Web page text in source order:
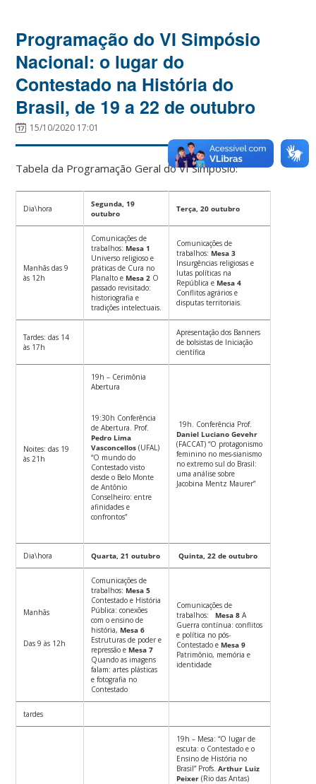
Programação do VI Simpósio
Nacional: o lugar do
Contestado na História do
Brasil, de 19 a 22 de outubro
15/10/2020 17:01
Tabela da Programação Geral do VI Simpósio:
Dia\hora
Segunda, 19
outubro
Terça, 20 outubro
Manhãs das 9
às 12h
Comunicações de
trabalhos: Mesa 1
Universo religioso e
práticas de Cura no
Planalto e Mesa 2 O
passado revisitado:
historiografia e
tradições intelectuais.
Comunicações de
trabalhos: Mesa 3
Insurgências religiosas e
lutas políticas na
República e Mesa 4
Conflitos agrários e
disputas territoriais.
Tardes: das 14
às 17h
Apresentação dos Banners
de bolsistas de Iniciação
científica
Noites: das 19
às 21h
19h – Cerimônia
Abertura
19:30h Conferência
de Abertura. Prof.
Pedro Lima
Vasconcellos(UFAL)
“O mundo do
Contestado visto
desde o Belo Monte
de Antônio
Conselheiro: entre
afinidades e
confrontos”
19h. Conferência Prof.
Daniel Luciano Gevehr
(FACCAT) “O protagonismo
feminino no mes-sianismo
no extremo sul do Brasil:
uma análise sobre
Jacobina Mentz Maurer”
Dia\hora Quarta, 21 outubro Quinta, 22 de outubro
Manhãs
Das 9 às 12h
Comunicações de
trabalhos: Mesa 5
Contestado e História
Pública: conexões
com o ensino de
história, Mesa 6
Estruturas de poder e
repressão e Mesa 7
Quando as imagens
falam: artes plásticas
e fotografia no
Contestado
Comunicações de
trabalhos: Mesa 8 A
Guerra contínua: conflitos
e política no pós-
Contestado e Mesa 9
Patrimônio, memória e
identidade
tardes
19h – Mesa: “O lugar de
escuta: o Contestado e o
Ensino de História no
Brasil” Profs.Arthur Luiz
Peixer (Rio das Antas)